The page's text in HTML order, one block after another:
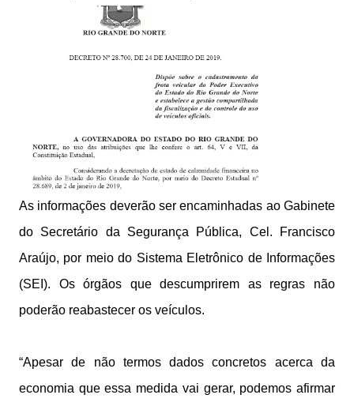
As informações deverão ser encaminhadas ao Gabinete
do Secretário da Segurança Pública, Cel. Francisco
Araújo, por meio do Sistema Eletrônico de Informações
(SEI). Os órgãos que descumprirem as regras não
poderão reabastecer os veículos.
“Apesar de não termos dados concretos acerca da
economia que essa medida vai gerar, podemos afirmar